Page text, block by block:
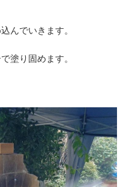
んでいきます。
塗り固めます。